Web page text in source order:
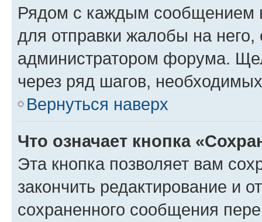
Рядом с каждым сообщением
для отправки жалобы на
администратором форума.
через ряд шагов,
Вернуться наверх
Что означает кнопка
Эта кнопка позволяет вам
закончить редактирование и
сохраненного сообщения